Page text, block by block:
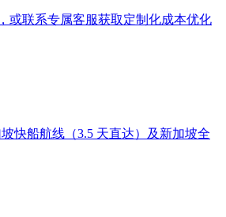
或联系专属客服获取定制化成本优化
快船航线（3.5 天直达）及新加坡全